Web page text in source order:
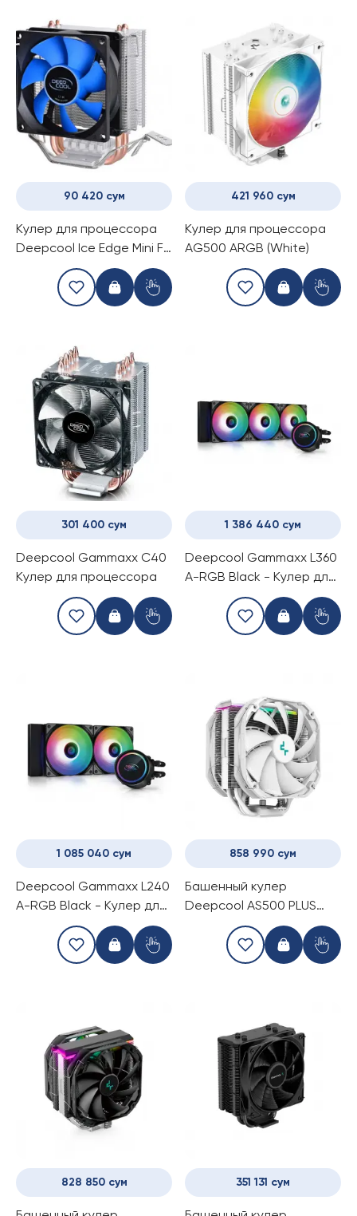
90 420 сум
Кулер для процессора
Deepcool Ice Edge Mini FS
421 960 сум
Kулер для процессора
AG500 ARGB (White)
301 400 сум
Deepcool Gammaxx C40
Кулер для процессора
1 386 440 сум
Deepcool Gammaxx L360
A-RGB Black - Кулер для
процессора
1 085 040 сум
Deepcool Gammaxx L240
A-RGB Black - Кулер для
процессора
858 990 сум
Башенный кулер
Deepcool AS500 PLUS
828 850 сум 351 131 сум